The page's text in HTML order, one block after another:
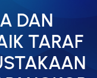
DAN
TARAF